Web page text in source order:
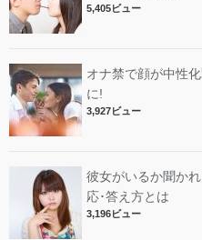
5,405ビュー
オナ禁で顔が中性
に!
3,927ビュー
彼女がいるか聞か
応･答え方とは
3,196ビュー